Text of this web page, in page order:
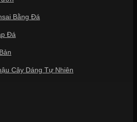
Bằng Đá
Đá
Cây Dáng Tự Nhiên